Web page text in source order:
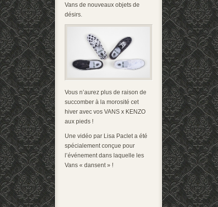
Vans de nouveaux objets de
désirs.
Vous n’aurez plus de raison de
succomber à la morosité cet
hiver avec vos VANS x KENZO
aux pieds !
Une vidéo par Lisa Paclet a été
spécialement conçue pour
l’événement dans laquelle les
Vans « dansent » !